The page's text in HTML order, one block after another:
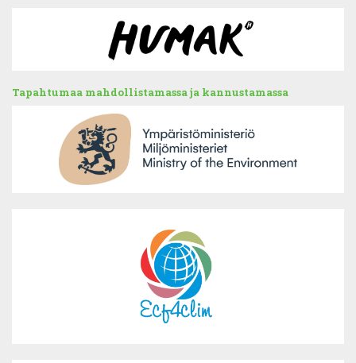
Tapahtumaa mahdollistamassa ja kannustamassa